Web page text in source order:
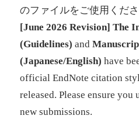
のファイルをご使用くださ
[June 2026 Revision] The
(Guidelines) and
(Japanese/English) have
official EndNote citation
released. Please ensure
new submissions.